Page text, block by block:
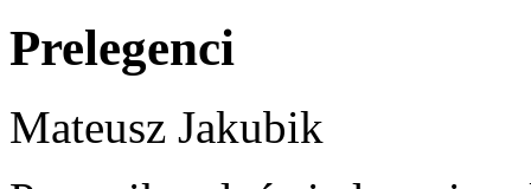
Prelegenci
Mateusz Jakubik